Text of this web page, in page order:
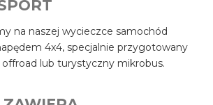
na naszej wycieczce samochód
4x4, specjalnie przygotowany
lub turystyczny mikrobus.